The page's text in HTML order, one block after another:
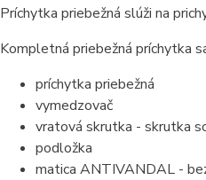
Príchytka priebežná slúži na
Kompletná priebežná príchytka
príchytka priebežná
vymedzovač
vratová skrutka - skrutka
podložka
matica ANTIVANDAL -